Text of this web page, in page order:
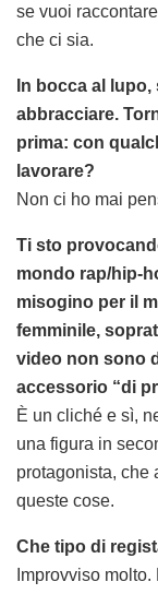
se vuoi
che ci sia.
In bocca al
abbracciare.
prima: con
lavorare?
Non ci ho mai
Ti sto
mondo rap/hip-
misogino per il
femminile,
video non sono
accessorio “di
È un cliché e sì,
una figura in
protagonista, che
queste cose.
Che tipo di
Improvviso